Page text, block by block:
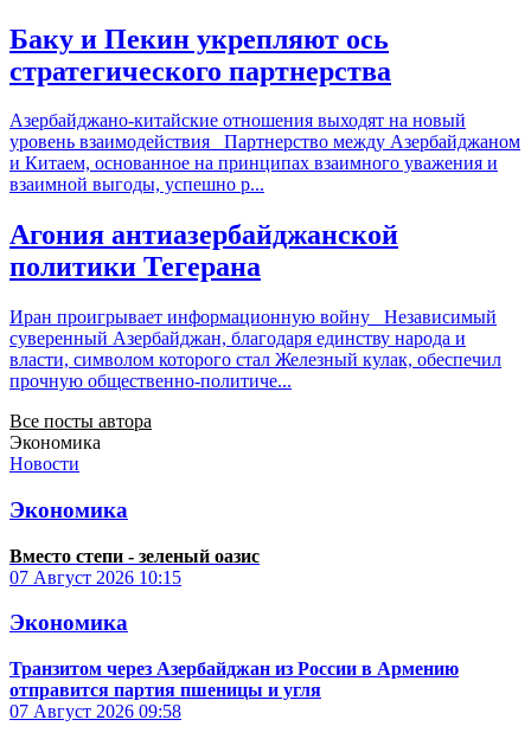
Баку и Пекин укрепляют ось
стратегического партнерства
Азербайджано-китайские отношения выходят на новый
уровень взаимодействия Партнерство между Азербайджаном
и Китаем, основанное на принципах взаимного уважения и
взаимной выгоды, успешно р...
Агония антиазербайджанской
политики Тегерана
Иран проигрывает информационную войну Независимый
суверенный Азербайджан, благодаря единству народа и
власти, символом которого стал Железный кулак, обеспечил
прочную общественно-политиче...
Все посты автора
Экономика
Новости
Экономика
Вместо степи - зеленый оазис
07 Август 2026 10:15
Экономика
Транзитом через Азербайджан из России в Армению
отправится партия пшеницы и угля
07 Август 2026 09:58